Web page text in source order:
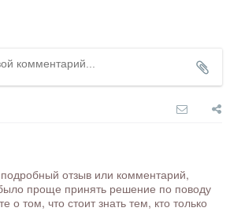
отзыв или комментарий,
проще принять решение по поводу
о том, что стоит знать тем, кто только